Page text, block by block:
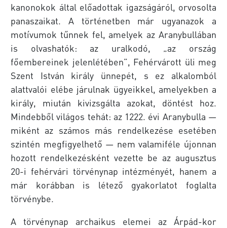
kanonokok által előadottak igazságáról, orvosolta
panaszaikat. A történetben már ugyanazok a
motívumok tűnnek fel, amelyek az Aranybullában
is olvashatók: az uralkodó, „az ország
főembereinek jelenlétében”, Fehérvárott üli meg
Szent István király ünnepét, s ez alkalomból
alattvalói elébe járulnak ügyeikkel, amelyekben a
király, miután kivizsgálta azokat, döntést hoz.
Mindebből világos tehát: az 1222. évi Aranybulla —
miként az számos más rendelkezése esetében
szintén megfigyelhető — nem valamiféle újonnan
hozott rendelkezésként vezette be az augusztus
20-i fehérvári törvénynap intézményét, hanem a
már korábban is létező gyakorlatot foglalta
törvénybe.
A törvénynap archaikus elemei az Árpád-kor